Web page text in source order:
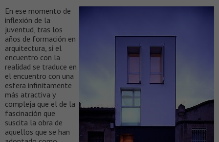
En ese momento de
inflexión de la
juventud, tras los
años de formación en
arquitectura, si el
encuentro con la
realidad se traduce en
el encuentro con una
esfera infinitamente
más atractiva y
compleja que el de la
fascinación que
suscita la obra de
aquellos que se han